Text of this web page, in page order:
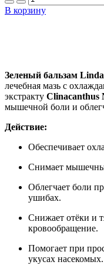
В корзину
Зеленый бальзам
лечебная мазь с
экстракту Clinacanthus
мышечной боли и
Действие:
Обеспечивает
Снимает
Облегчает боли
ушибах.
Снижает отёки и
кровообращение.
Помогает при
укусах насекомых.